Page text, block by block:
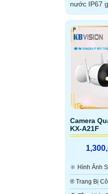
nước IP67
thu được...
Camera
KX-A21F
🔆 Hình Ảnh